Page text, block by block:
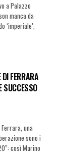
a Palazzo
manca da
‘imperiale’,
FERRARA
SUCCESSO
una
sono i
così Marino